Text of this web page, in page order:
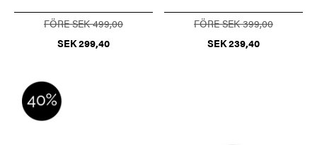
FÖRE SEK 499,00
SEK 299,40
FÖRE SEK 399,00
SEK 239,40